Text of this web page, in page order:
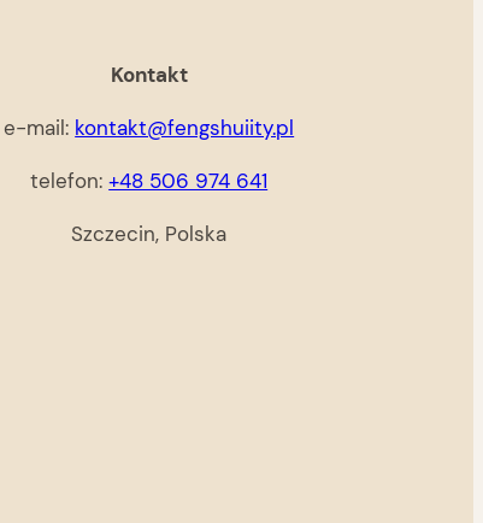
Kontakt
e-mail: kontakt@fengshuiity.pl
telefon:+48 506 974 641
Szczecin, Polska